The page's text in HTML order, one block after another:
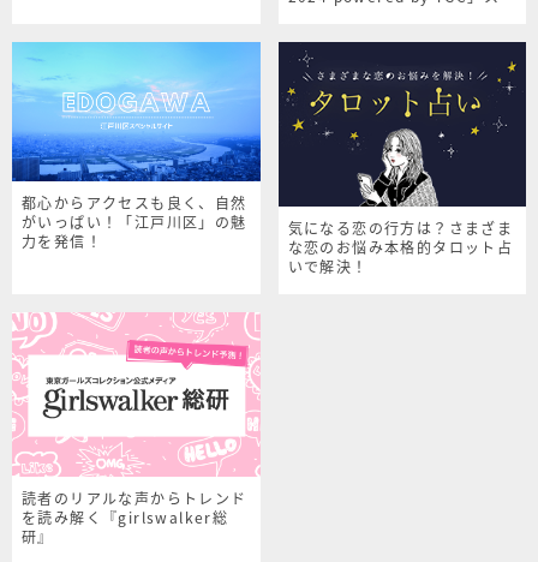
都心からアクセスも良く、自然
がいっぱい！「江戸川区」の魅
力を発信！
気になる恋の行方は？さまざま
な恋のお悩み本格的タロット占
いで解決！
読者のリアルな声からトレンド
を読み解く『girlswalker総
研』